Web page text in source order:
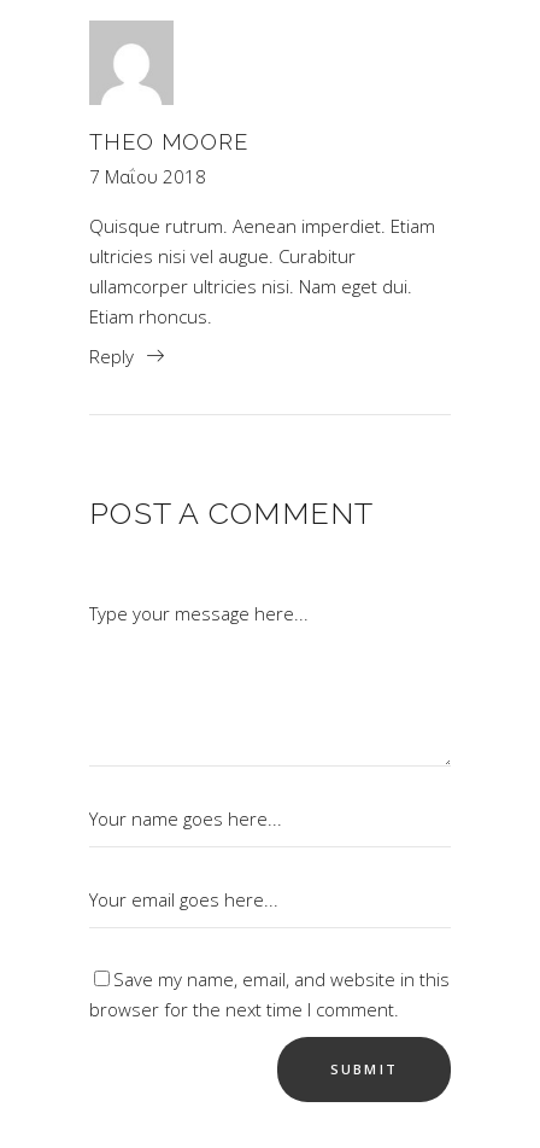
THEO MOORE
7 Μαΐου 2018
Quisque rutrum. Aenean imperdiet. Etiam
ultricies nisi vel augue. Curabitur
ullamcorper ultricies nisi. Nam eget dui.
Etiam rhoncus.
Reply
POST A COMMENT
Save my name, email, and website in this
browser for the next time I comment.